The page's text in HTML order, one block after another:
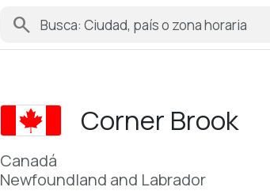
search
Corner Brook
Canadá
Newfoundland and Labrador